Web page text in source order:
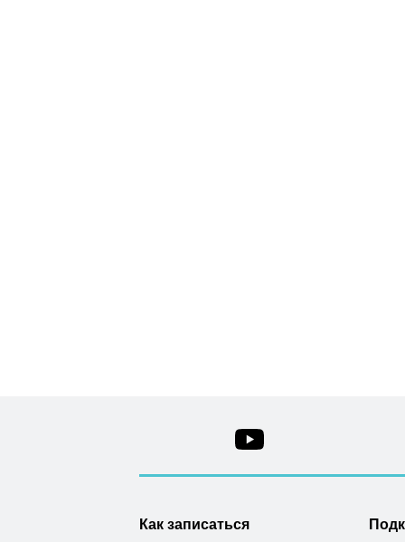
Как записаться